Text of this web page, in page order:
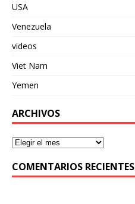
USA
Venezuela
videos
Viet Nam
Yemen
ARCHIVOS
COMENTARIOS RECIENTES